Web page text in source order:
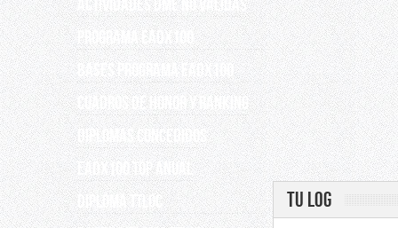
Actividades DME no válidas
PROGRAMA EADX100
Bases programa EADX100
Cuadros de Honor y Ranking
Diplomas concedidos
EADX100 TOP ANUAL
DIPLOMA TTLOC
TU LOG